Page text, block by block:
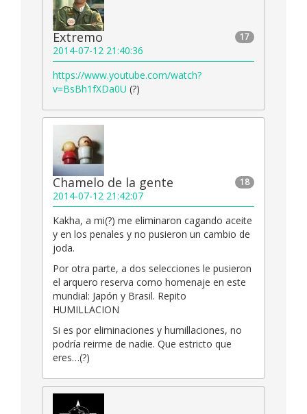
17
Extremo
2014-07-12 21:40:36
https://www.youtube.com/watch?
v=BsBh1fXDa0U (?)
18
Chamelo de la gente
2014-07-12 21:42:07
Kakha, a mi(?) me eliminaron cagando aceite
y en los penales y no pusieron un cambio de
joda.
Por otra parte, a dos selecciones le pusieron
el arquero reserva como homenaje en este
mundial: Japón y Brasil. Repito
HUMILLACION
Si es por eliminaciones y humillaciones, no
podría reirme de nadie. Que estricto que
eres…(?)